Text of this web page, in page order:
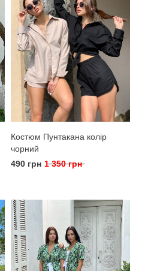
Костюм Пунтакана колір
чорний
490 грн 1 350 грн